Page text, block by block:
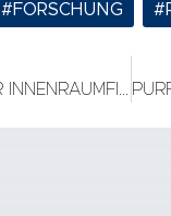
#FORSCHUNG